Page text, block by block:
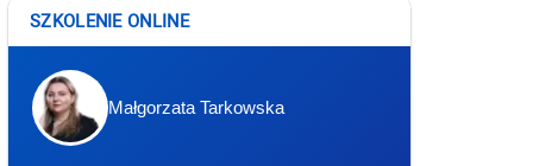
SZKOLENIE ONLINE
Małgorzata Tarkowska